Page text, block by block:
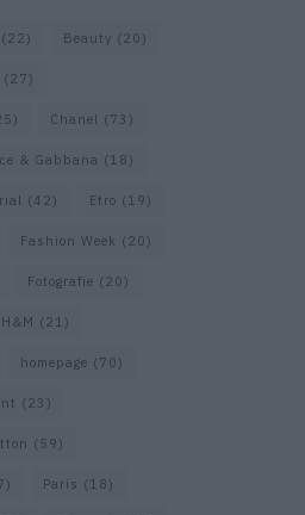
(22) Beauty (20)
(27)
Chanel (73)
& Gabbana (18)
(42) Etro (19)
Fashion Week (20)
Fotografie (20)
H&M (21)
homepage (70)
(23)
(59)
Paris (18)